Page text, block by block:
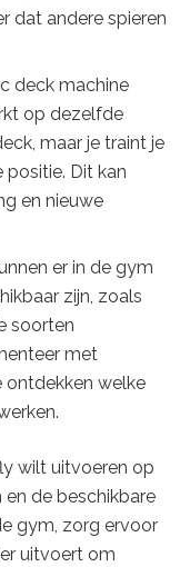
dat andere spieren
deck machine
op dezelfde
maar je traint je
positie. Dit kan
en nieuwe
er in de gym
zijn, zoals
soorten
met
ontdekken welke
wilt uitvoeren op
en de beschikbare
gym, zorg ervoor
uitvoert om